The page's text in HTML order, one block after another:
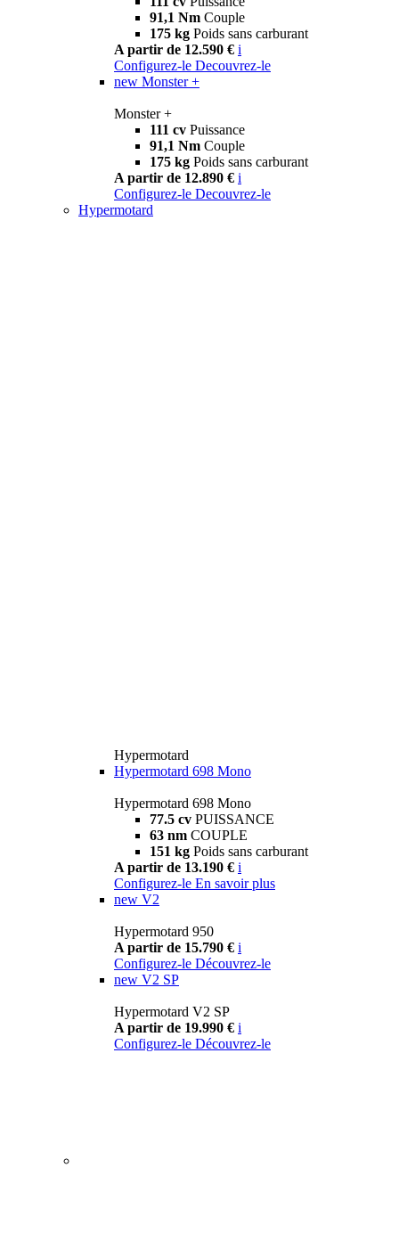
91,1 Nm Couple
175 kg Poids sans carburant
A partir de 12.590 € i
Configurez-le Decouvrez-le
new Monster +
Monster +
111 cv Puissance
91,1 Nm Couple
175 kg Poids sans carburant
A partir de 12.890 € i
Configurez-le Decouvrez-le
Hypermotard
Hypermotard
Hypermotard 698 Mono
Hypermotard 698 Mono
77.5 cv PUISSANCE
63 nm COUPLE
151 kg Poids sans carburant
A partir de 13.190 € i
Configurez-le En savoir plus
new V2
Hypermotard 950
A partir de 15.790 € i
Configurez-le Découvrez-le
new V2 SP
Hypermotard V2 SP
A partir de 19.990 € i
Configurez-le Découvrez-le